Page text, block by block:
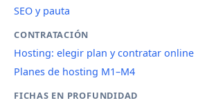
SEO y pauta
CONTRATACIÓN
Hosting: elegir plan y contratar online
Planes de hosting M1–M4
FICHAS EN PROFUNDIDAD